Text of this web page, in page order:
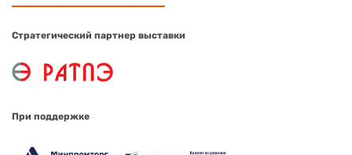
Стратегический партнер выставки
При поддержке